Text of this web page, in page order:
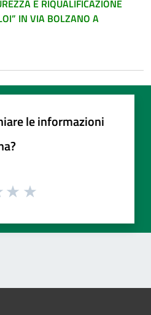
E RIQUALIFICAZIONE
IN VIA BOLZANO A
le informazioni